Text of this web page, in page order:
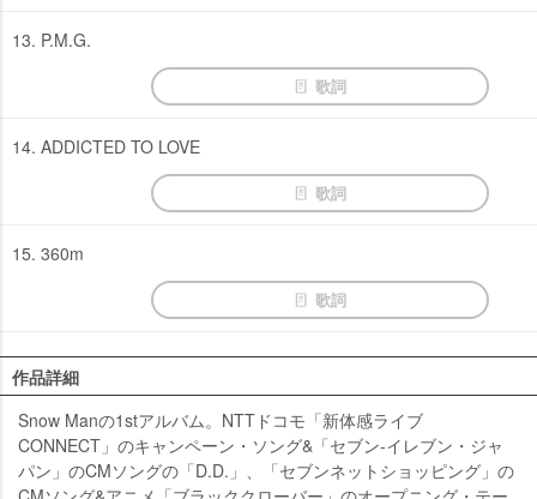
13. P.M.G.
歌詞
14. ADDICTED TO LOVE
歌詞
15. 360m
歌詞
作品詳細
Snow Manの1stアルバム。NTTドコモ「新体感ライブ
CONNECT」のキャンペーン・ソング&「セブン-イレブン・ジャ
パン」のCMソングの「D.D.」、「セブンネットショッピング」の